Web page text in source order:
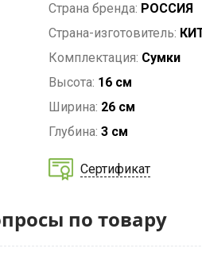
Страна бренда: РОССИЯ
Страна-изготовитель:
Комплектация: Сумки
Высота: 16 см
Ширина: 26 см
Глубина: 3 см
Сертификат
по товару